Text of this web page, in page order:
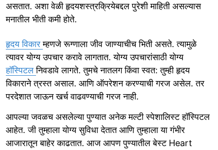
असतात. अशा वेळी हृदयशस्त्रक्रियेबद्दल पुरेशी माहिती असल्यास
मनातील भीती कमी होते.
हृदय विकारम्हणजे रूग्णाला जीव जाण्याचीच भिती असते. त्यामुळे
त्यावर योग्य उपचार करावे लागतात. योग्य उपचारांसाठी योग्य
हॉस्पिटलनिवडावे लागते. तुमचे नातलग किंवा स्वत: तुम्ही हृदय
विकाराने त्रस्त असाल. आणि ऑपरेशन करण्याची गरज असेल. तर
परदेशात जाऊन खर्च वाढवण्याची गरज नाही.
आपल्या जवळच असलेल्या पुण्यात अनेक मल्टी स्पेशालिस्ट हॉस्पिटल
आहेत. जी तुम्हाला योग्य सुविधा देतात आणि तुम्हाला या गंभीर
आजारातून बाहेर काढतात. आज आपण पुण्यातील बेस्ट Heart